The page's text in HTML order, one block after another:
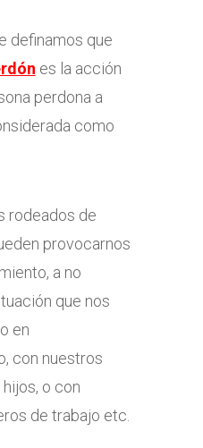
definamos que
es la acción
perdona a
como
rodeados de
provocarnos
a no
que nos
en
con nuestros
o con
de trabajo etc.